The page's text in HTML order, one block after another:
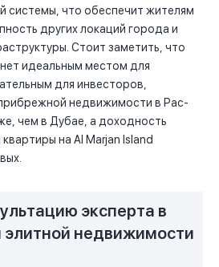
системы, что обеспечит жителям
других локаций города и
Стоит заметить, что
идеальным местом для
для инвесторов,
недвижимости в Рас-
чем в Дубае, а доходность
на Al Marjan Island
эксперта в
элитной недвижимости